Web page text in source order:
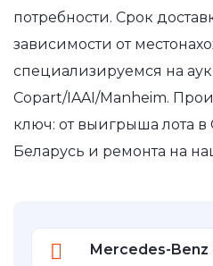
потребности. Срок
зависимости от
специализируемся на
Copart/IAAI/Manheim.
ключ: от выигрыша лота
Беларусь и ремонта на
Mercedes-Benz